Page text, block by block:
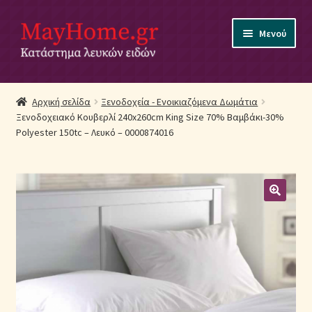
Απευθείας
μετάβαση
στην
Μετάβαση
σε
περιεχόμενο
Μενού
Αρχική
Ακύρωση Παραγγελίας
Βρεφικά Λευκά Είδη
Επιστροφές Προϊόντων
Αρχική σελίδα
Ξενοδοχεία - Ενοικιαζόμενα Δωμάτια
Ξενοδοχειακό Κουβερλί 240x260cm King Size 70% Βαμβάκι-30%
Polyester 150tc – Λευκό – 0000874016